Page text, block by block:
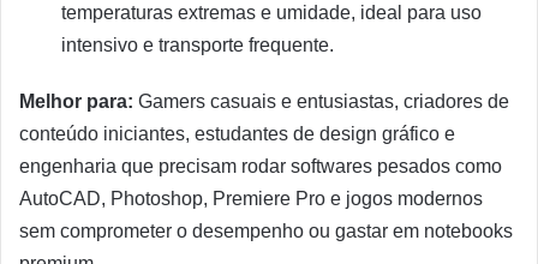
temperaturas extremas e umidade, ideal para uso
intensivo e transporte frequente.
Melhor para: Gamers casuais e entusiastas, criadores de
conteúdo iniciantes, estudantes de design gráfico e
engenharia que precisam rodar softwares pesados como
AutoCAD, Photoshop, Premiere Pro e jogos modernos
sem comprometer o desempenho ou gastar em notebooks